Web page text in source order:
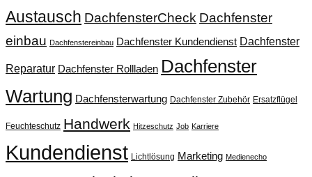
Austausch DachfensterCheck Dachfenster
einbau Dachfenstereinbau Dachfenster Kundendienst Dachfenster
Reparatur Dachfenster Rollladen Dachfenster
Wartung Dachfensterwartung Dachfenster Zubehör Ersatzflügel
Feuchteschutz Handwerk Hitzeschutz Job Karriere
Kundendienst Lichtlösung Marketing Medienecho